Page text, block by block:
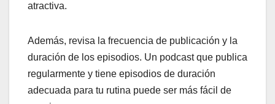
atractiva.
Además, revisa la frecuencia de publicación y la
duración de los episodios. Un podcast que publica
regularmente y tiene episodios de duración
adecuada para tu rutina puede ser más fácil de